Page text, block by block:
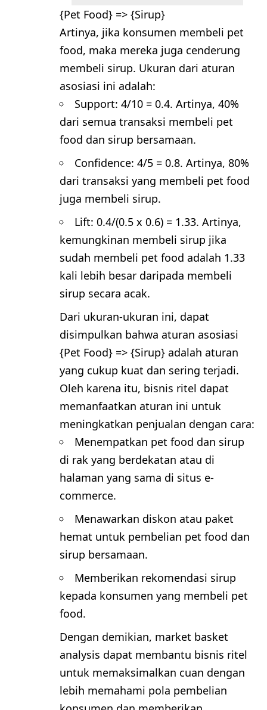
{Pet Food} => {Sirup}
Artinya, jika konsumen membeli pet
food, maka mereka juga cenderung
membeli sirup. Ukuran dari aturan
asosiasi ini adalah:
Support: 4/10 = 0.4. Artinya, 40%
dari semua transaksi membeli pet
food dan sirup bersamaan.
Confidence: 4/5 = 0.8. Artinya, 80%
dari transaksi yang membeli pet food
juga membeli sirup.
Lift: 0.4/(0.5 x 0.6) = 1.33. Artinya,
kemungkinan membeli sirup jika
sudah membeli pet food adalah 1.33
kali lebih besar daripada membeli
sirup secara acak.
Dari ukuran-ukuran ini, dapat
disimpulkan bahwa aturan asosiasi
{Pet Food} => {Sirup} adalah aturan
yang cukup kuat dan sering terjadi.
Oleh karena itu, bisnis ritel dapat
memanfaatkan aturan ini untuk
meningkatkan penjualan dengan cara:
Menempatkan pet food dan sirup
di rak yang berdekatan atau di
halaman yang sama di situs e-
commerce.
Menawarkan diskon atau paket
hemat untuk pembelian pet food dan
sirup bersamaan.
Memberikan rekomendasi sirup
kepada konsumen yang membeli pet
food.
Dengan demikian, market basket
analysis dapat membantu bisnis ritel
untuk memaksimalkan cuan dengan
lebih memahami pola pembelian